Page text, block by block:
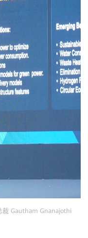
裁 Gautham Gnanajothi